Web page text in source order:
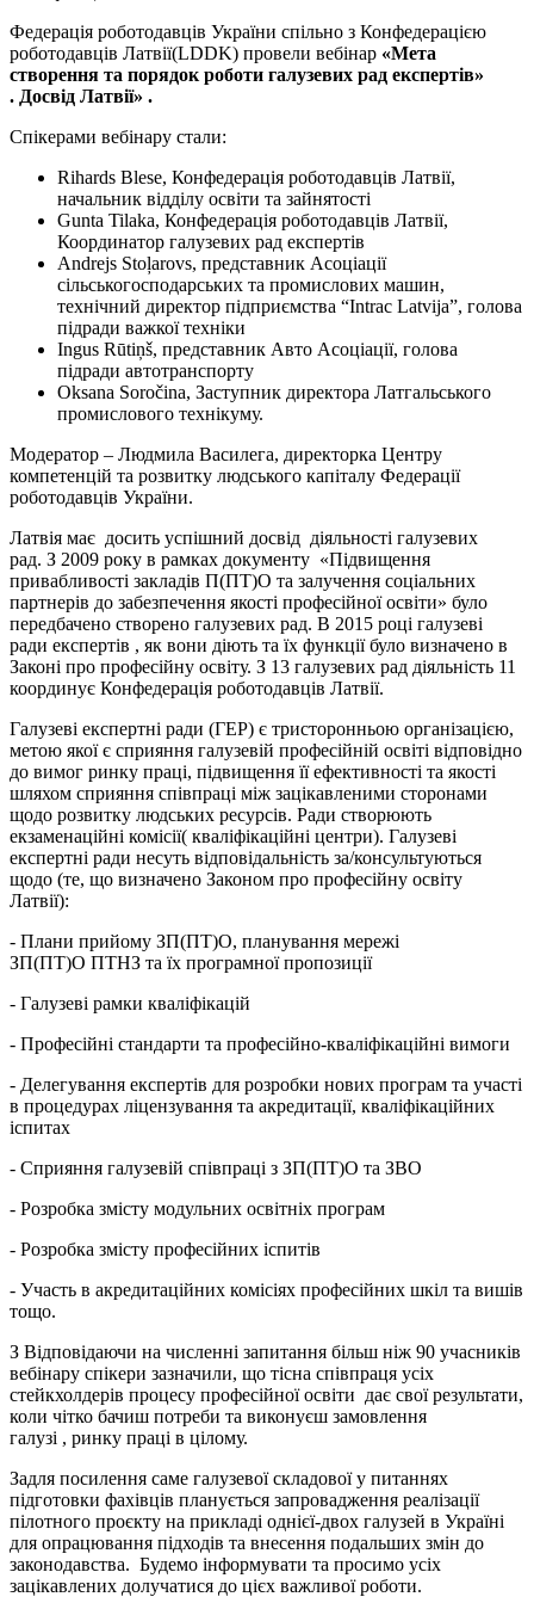
Федерація роботодавців України спільно з Конфедерацією
роботодавців Латвії(LDDK) провели вебінар «Мета
створення та порядок роботи галузевих рад експертів»
. Досвід Латвії» .
Спікерами вебінару стали:
Rihards Blese, Конфедерація роботодавців Латвії,
начальник відділу освіти та зайнятості
Gunta Tilaka, Конфедерація роботодавців Латвії,
Координатор галузевих рад експертів
Andrejs Stoļarovs, представник Асоціації
сільськогосподарських та промислових машин,
технічний директор підприємства “Intrac Latvija”, голова
підради важкої техніки
Ingus Rūtiņš, представник Авто Асоціації, голова
підради автотранспорту
Oksana Soročina, Заступник директора Латгальського
промислового технікуму.
Модератор – Людмила Василега, директорка Центру
компетенцій та розвитку людського капіталу Федерації
роботодавців України.
Латвія має досить успішний досвід діяльності галузевих
рад. З 2009 року в рамках документу «Підвищення
привабливості закладів П(ПТ)О та залучення соціальних
партнерів до забезпечення якості професійної освіти» було
передбачено створено галузевих рад. В 2015 році галузеві
ради експертів , як вони діють та їх функції було визначено в
Законі про професійну освіту. З 13 галузевих рад діяльність 11
координує Конфедерація роботодавців Латвії.
Галузеві експертні ради (ГЕР) є тристоронньою організацією,
метою якої є сприяння галузевій професійній освіті відповідно
до вимог ринку праці, підвищення її ефективності та якості
шляхом сприяння співпраці між зацікавленими сторонами
щодо розвитку людських ресурсів. Ради створюють
екзаменаційні комісії( кваліфікаційні центри). Галузеві
експертні ради несуть відповідальність за/консультуються
щодо (те, що визначено Законом про професійну освіту
Латвії):
- Плани прийому ЗП(ПТ)О, планування мережі
ЗП(ПТ)О ПТНЗ та їх програмної пропозиції
- Галузеві рамки кваліфікацій
- Професійні стандарти та професійно-кваліфікаційні вимоги
- Делегування експертів для розробки нових програм та участі
в процедурах ліцензування та акредитації, кваліфікаційних
іспитах
- Сприяння галузевій співпраці з ЗП(ПТ)О та ЗВО
- Розробка змісту модульних освітніх програм
- Розробка змісту професійних іспитів
- Участь в акредитаційних комісіях професійних шкіл та вишів
тощо.
З Відповідаючи на численні запитання більш ніж 90 учасників
вебінару спікери зазначили, що тісна співпраця усіх
стейкхолдерів процесу професійної освіти дає свої результати,
коли чітко бачиш потреби та виконуєш замовлення
галузі , ринку праці в цілому.
Задля посилення саме галузевої складової у питаннях
підготовки фахівців планується запровадження реалізації
пілотного проєкту на прикладі однієї-двох галузей в Україні
для опрацювання підходів та внесення подальших змін до
законодавства. Будемо інформувати та просимо усіх
зацікавлених долучатися до цієх важливої роботи.